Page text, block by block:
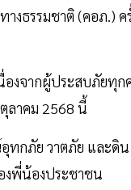
งธรรมชาติ (คอภ.) ค
องจากผู้ประสบภัยทุก
ลาคม 2568 นี้
ทกภัย วาตภัย และดิน
งพี่น้องประชาชน